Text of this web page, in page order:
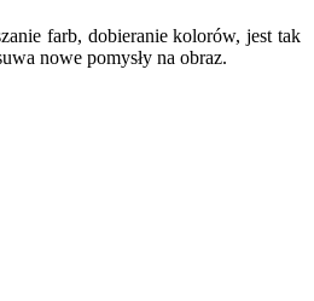
farb, dobieranie kolorów, jest tak
nowe pomysły na obraz.